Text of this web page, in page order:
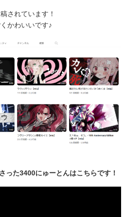
されています！
かわいいです♪
った3400にゅーとんはこちらです！